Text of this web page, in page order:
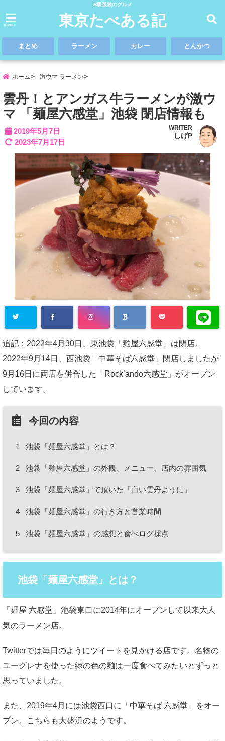
B級孤独のグルメ
menu 東京たべある記
まとめ ラーメン カレー とんかつ
ホーム 激ウマ ラーメン
雲丹！とアンガス牛ラーメンが激ウ
マ 「麺屋六感堂」池袋 閉店情報も
2019年5月7日
2023年7月17日
WRITER
しげP
追記：2022年4月30日、東池袋「麺屋六感堂」は閉店。
2022年9月14日、西池袋「中華そば六感堂」閉店しましたが
9月16日に両店を併合した「Rock’ando六感堂」がオープン
しています。
今回の内容
1 池袋「麺屋六感堂」とは？
2 池袋「麺屋六感堂」の外観、メニュー、店内の雰囲気
3 池袋「麺屋六感堂」で頂いた「白い雲丹ように」
4 池袋「麺屋六感堂」の行き方と営業時間
5 池袋「麺屋六感堂」の感想と食べログ採点
池袋「麺屋六感堂」とは？
「麺屋 六感堂」池袋東口に2014年にオープンして以来大人
気のラーメン店。
Twitterでは毎日のようにツイートを見かける店です。名物の
ユーグレナを使った緑の色の麺は一度食べてみたいとずっと
思っていました。
また、2019年4月には池袋西口に「中華そば 六感堂」をオー
プン。こちらも大盛況のようです。